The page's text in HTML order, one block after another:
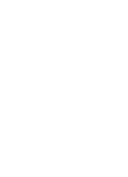
Os estilhaços
delegado
momento, não
renovação